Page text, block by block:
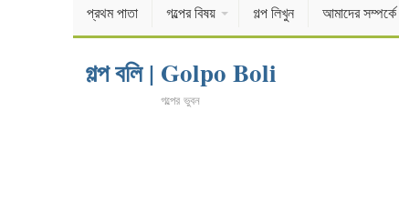
প্রথম পাতা গল্পের বিষয় গল্প লিখুন আমাদের সম্পর্কে
গল্প বলি | Golpo Boli
গল্পের ভুবন